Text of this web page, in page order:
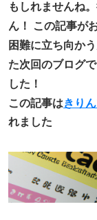
もしれませんね
ん！ この記事が
困難に立ち向か
た次回のブログ
した！
この記事はきり
れました